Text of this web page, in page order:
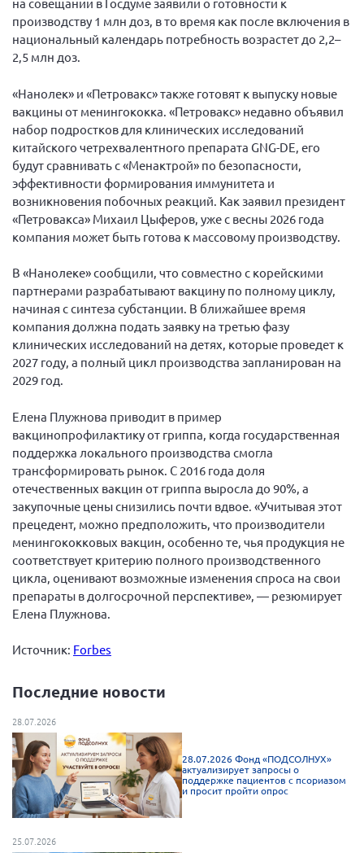
на совещании в Госдуме заявили о готовности к
производству 1 млн доз, в то время как после включения в
национальный календарь потребность возрастет до 2,2–
2,5 млн доз.
«Нанолек» и «Петровакс» также готовят к выпуску новые
вакцины от менингококка. «Петровакс» недавно объявил
набор подростков для клинических исследований
китайского четрехвалентного препарата GNG-DE, его
будут сравнивать с «Менактрой» по безопасности,
эффективности формирования иммунитета и
возникновения побочных реакций. Как заявил президент
«Петровакса» Михаил Цыферов, уже с весны 2026 года
компания может быть готова к массовому производству.
В «Нанолеке» сообщили, что совместно с корейскими
партнерами разрабатывают вакцину по полному циклу,
начиная с синтеза субстанции. В ближайшее время
компания должна подать заявку на третью фазу
клинических исследований на детях, которые проведет к
2027 году, а полный цикл производства запланирован на
2029 год.
Елена Плужнова приводит в пример
вакцинопрофилактику от гриппа, когда государственная
поддержка локального производства смогла
трансформировать рынок. С 2016 года доля
отечественных вакцин от гриппа выросла до 90%, а
закупочные цены снизились почти вдвое. «Учитывая этот
прецедент, можно предположить, что производители
менингококковых вакцин, особенно те, чья продукция не
соответствует критерию полного производственного
цикла, оценивают возможные изменения спроса на свои
препараты в долгосрочной перспективе», — резюмирует
Елена Плужнова.
Источник: Forbes
Последние новости
28.07.2026
28.07.2026 Фонд «ПОДСОЛНУХ»
актуализирует запросы о
поддержке пациентов с псориазом
и просит пройти опрос
25.07.2026